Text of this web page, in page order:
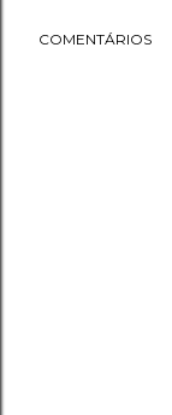
COMENTÁRIOS